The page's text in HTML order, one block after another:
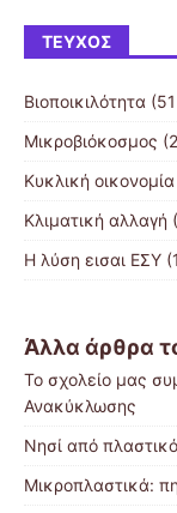
ΤΕΎΧΟΣ
Βιοποικιλότητα
Μικροβιόκοσμος
Κυκλική οικονομία
Κλιματική αλλαγή
Η λύση εισαι ΕΣΥ
Άλλα άρθρα
Το σχολείο μας
Ανακύκλωσης
Νησί από πλαστικό
Mικροπλαστικά: